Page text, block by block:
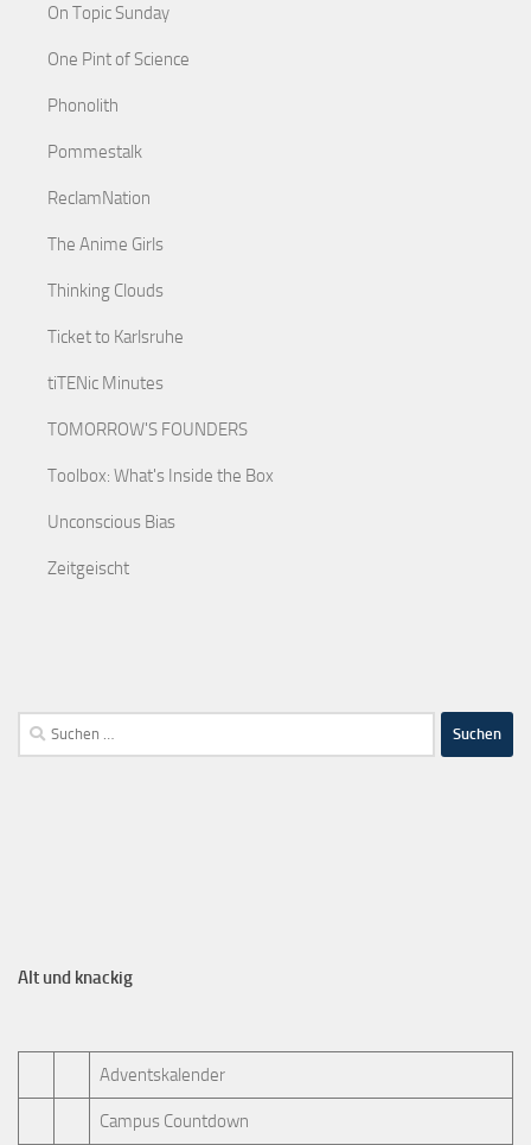
On Topic Sunday
One Pint of Science
Phonolith
Pommestalk
ReclamNation
The Anime Girls
Thinking Clouds
Ticket to Karlsruhe
tiTENic Minutes
TOMORROW'S FOUNDERS
Toolbox: What's Inside the Box
Unconscious Bias
Zeitgeischt
Alt und knackig
Adventskalender
Campus Countdown